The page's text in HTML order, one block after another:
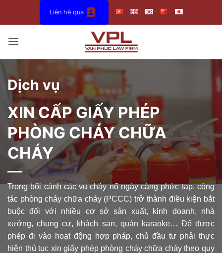
dung
Liên hệ qua
Dịch vụ
XIN CẤP GIẤY PHÉP
PHÒNG CHÁY CHỮA
CHÁY
Trong bối cảnh các vụ cháy nổ ngày càng phức tạp, công
tác phòng cháy chữa cháy (PCCC) trở thành điều kiện bắt
buộc đối với nhiều cơ sở sản xuất, kinh doanh, nhà
xưởng, chung cư, khách sạn, quán karaoke… Để được
phép đi vào hoạt động hợp pháp, chủ đầu tư phải thực
hiện thủ tục xin giấy phép phòng cháy chữa cháy theo quy